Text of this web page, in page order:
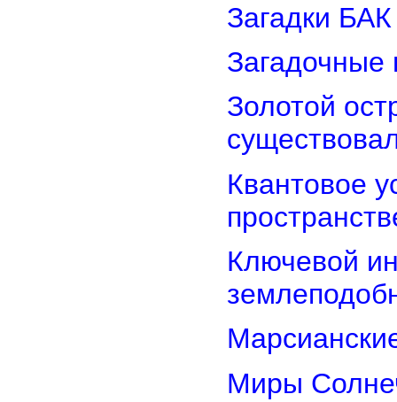
Загадки
Загадочные
Золотой
Квантовое
Ключевой
Миры